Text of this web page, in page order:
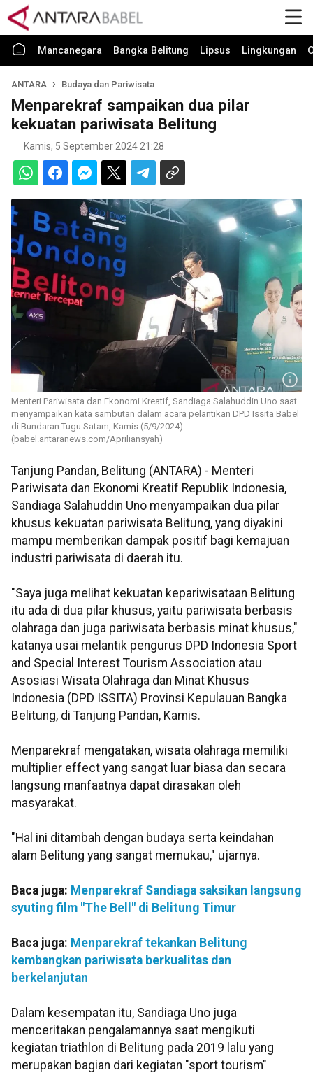
Mancanegara Bangka Belitung Lipsus Lingkungan
ANTARA Budaya dan Pariwisata
Menparekraf sampaikan dua pilar
kekuatan pariwisata Belitung
Kamis, 5 September 2024 21:28
Menteri Pariwisata dan Ekonomi Kreatif, Sandiaga Salahuddin Uno saat
menyampaikan kata sambutan dalam acara pelantikan DPD Issita Babel
di Bundaran Tugu Satam, Kamis (5/9/2024).
(babel.antaranews.com/Apriliansyah)
Tanjung Pandan, Belitung (ANTARA) - Menteri
Pariwisata dan Ekonomi Kreatif Republik Indonesia,
Sandiaga Salahuddin Uno menyampaikan dua pilar
khusus kekuatan pariwisata Belitung, yang diyakini
mampu memberikan dampak positif bagi kemajuan
industri pariwisata di daerah itu.
"Saya juga melihat kekuatan kepariwisataan Belitung
itu ada di dua pilar khusus, yaitu pariwisata berbasis
olahraga dan juga pariwisata berbasis minat khusus,"
katanya usai melantik pengurus DPD Indonesia Sport
and Special Interest Tourism Association atau
Asosiasi Wisata Olahraga dan Minat Khusus
Indonesia (DPD ISSITA) Provinsi Kepulauan Bangka
Belitung, di Tanjung Pandan, Kamis.
Menparekraf mengatakan, wisata olahraga memiliki
multiplier effect yang sangat luar biasa dan secara
langsung manfaatnya dapat dirasakan oleh
masyarakat.
"Hal ini ditambah dengan budaya serta keindahan
alam Belitung yang sangat memukau," ujarnya.
Baca juga: Menparekraf Sandiaga saksikan langsung
syuting film "The Bell" di Belitung Timur
Baca juga: Menparekraf tekankan Belitung
kembangkan pariwisata berkualitas dan
berkelanjutan
Dalam kesempatan itu, Sandiaga Uno juga
menceritakan pengalamannya saat mengikuti
kegiatan triathlon di Belitung pada 2019 lalu yang
merupakan bagian dari kegiatan "sport tourism"